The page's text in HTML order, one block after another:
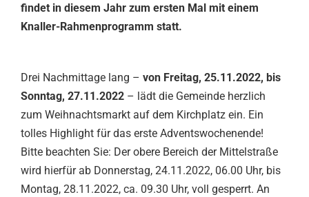
findet in diesem Jahr zum ersten Mal mit einem
Knaller-Rahmenprogramm statt.
Drei Nachmittage lang – von Freitag, 25.11.2022, bis
Sonntag, 27.11.2022 – lädt die Gemeinde herzlich
zum Weihnachtsmarkt auf dem Kirchplatz ein. Ein
tolles Highlight für das erste Adventswochenende!
Bitte beachten Sie: Der obere Bereich der Mittelstraße
wird hierfür ab Donnerstag, 24.11.2022, 06.00 Uhr, bis
Montag, 28.11.2022, ca. 09.30 Uhr, voll gesperrt. An